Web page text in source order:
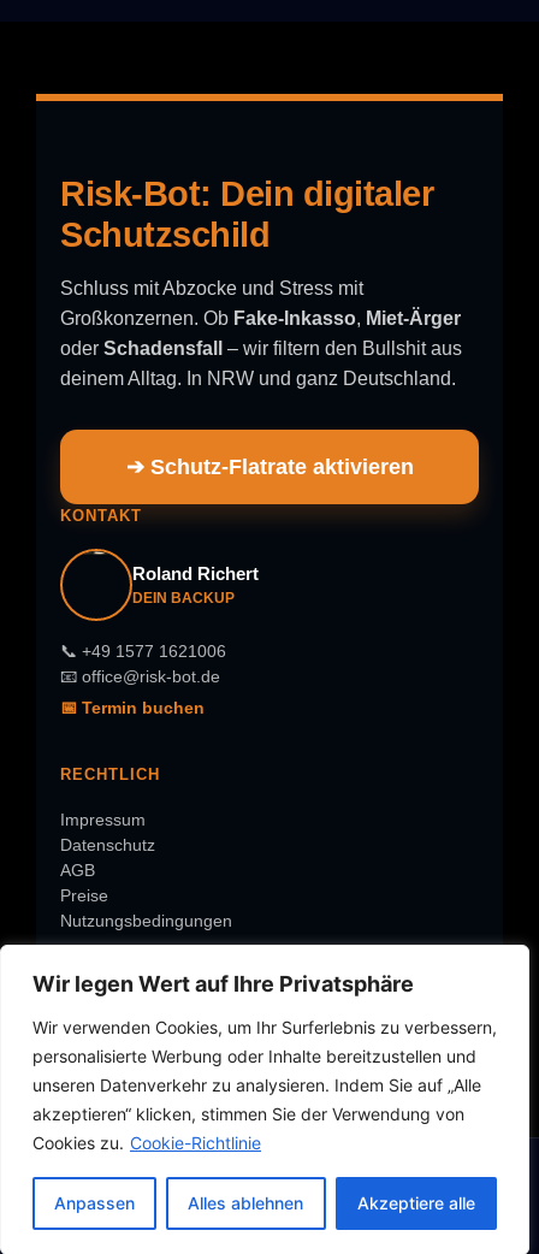
Wir legen Wert auf Ihre Privatsphäre
Wir verwenden Cookies, um Ihr Surferlebnis zu verbessern,
personalisierte Werbung oder Inhalte bereitzustellen und
unseren Datenverkehr zu analysieren. Indem Sie auf „Alle
akzeptieren“ klicken, stimmen Sie der Verwendung von
Cookies zu. Cookie-Richtlinie
Anpassen Alles ablehnen Akzeptiere alle
Schaden per WhatsApp melden ➔
In 60 Sekunden erledigt • SSL-verschlüsselt
Risk-Bot: Dein digitaler
Schutzschild
Schluss mit Abzocke und Stress mit
Großkonzernen. Ob Fake-Inkasso, Miet-Ärger
oder Schadensfall
– wir filtern den Bullshit aus
deinem Alltag. In NRW und ganz Deutschland.
➔ Schutz-Flatrate aktivieren
KONTAKT
Roland Richert
DEIN BACKUP
📞 +49 1577 1621006
📧 office@risk-bot.de
📅 Termin buchen
RECHTLICH
Impressum
Datenschutz
AGB
Preise
Nutzungsbedingungen
ÜBER RISK-BOT
Warum Risk-Bot?
Über Roland
Rolands-Check
Service-Center
Über Risk-BOT